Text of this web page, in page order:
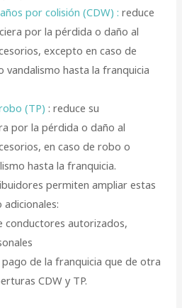
por colisión (CDW) : reduce
por la pérdida o daño al
excepto en caso de
hasta la franquicia
(TP) : reduce su
por la pérdida o daño al
en caso de robo o
hasta la franquicia.
permiten ampliar estas
conductores autorizados,
de la franquicia que de otra
CDW y TP.